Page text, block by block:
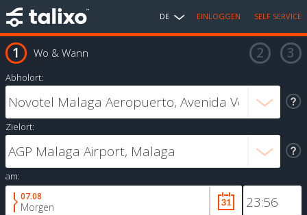
DE EINLOGGEN SELF SERVICE
Wo & Wann
Abholort:
Zielort:
am:
07.08
Morgen